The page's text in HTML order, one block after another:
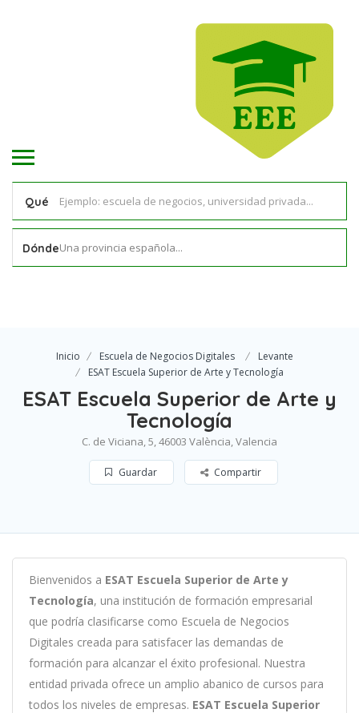
Qué
DóndeUna provincia española...
Inicio Escuela de Negocios Digitales
Levante
ESAT Escuela Superior de Arte y Tecnología
ESAT Escuela Superior de Arte y
Tecnología
C. de Viciana, 5, 46003 València, Valencia
Guardar Compartir
Bienvenidos a ESAT Escuela Superior de Arte y
Tecnología, una institución de formación empresarial
que podría clasificarse como Escuela de Negocios
Digitales creada para satisfacer las demandas de
formación para alcanzar el éxito profesional. Nuestra
entidad privada ofrece un amplio abanico de cursos para
todos los niveles de empresas. ESAT Escuela Superior